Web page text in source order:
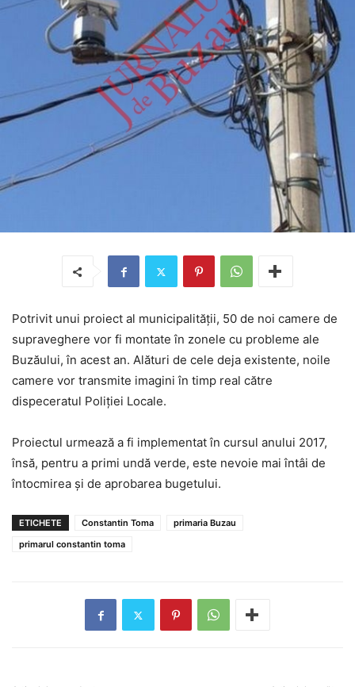
Potrivit unui proiect al municipalității, 50 de noi camere de
supraveghere vor fi montate în zonele cu probleme ale
Buzăului, în acest an. Alături de cele deja existente, noile
camere vor transmite imagini în timp real către
dispeceratul Poliției Locale.
Proiectul urmează a fi implementat în cursul anului 2017,
însă, pentru a primi undă verde, este nevoie mai întâi de
întocmirea și de aprobarea bugetului.
ETICHETE Constantin Toma
primaria Buzau
primarul constantin toma